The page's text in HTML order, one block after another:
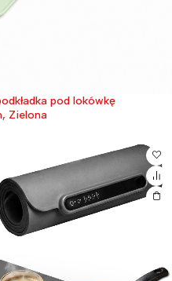
pod lokówkę
Zielona